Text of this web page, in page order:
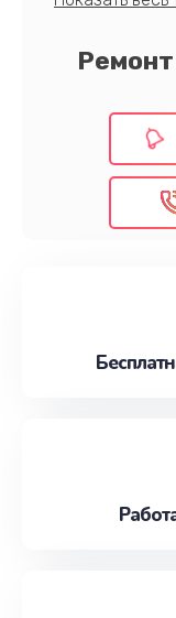
быстрый и
Наши
также
гарантируем